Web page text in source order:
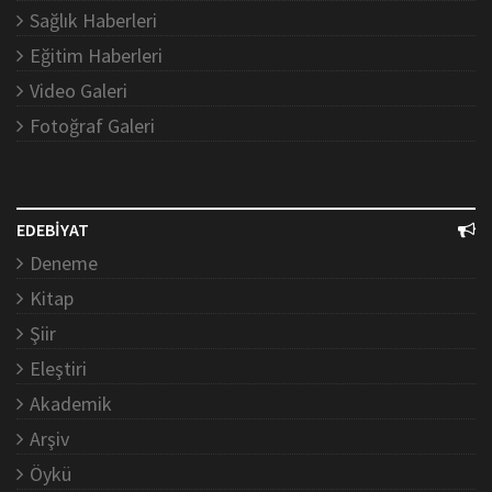
Sağlık Haberleri
Eğitim Haberleri
Video Galeri
Fotoğraf Galeri
EDEBİYAT
Deneme
Kitap
Şiir
Eleştiri
Akademik
Arşiv
Öykü